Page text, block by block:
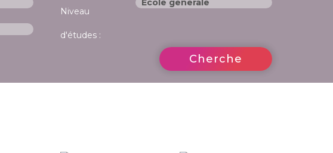
Niveau
d'études :
Cherche